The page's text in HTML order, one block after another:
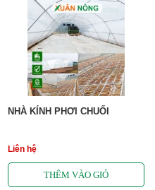
NHÀ KÍNH PHƠI CHUỐI
Liên hệ